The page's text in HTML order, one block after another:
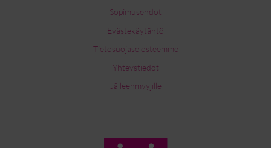
Sopimusehdot
Evästekäytäntö
Tietosuojaselosteemme
Yhteystiedot
Jälleenmyyjille